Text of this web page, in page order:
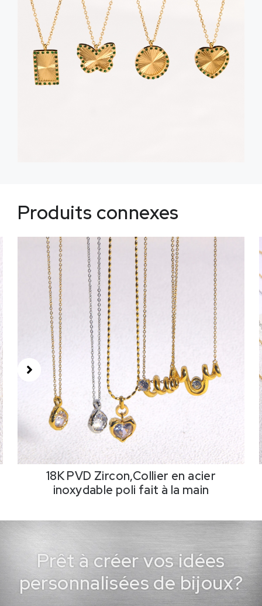
Produits connexes
18K PVD Zircon,Collier en acier
inoxydable poli fait à la main
Prêt à créer vos idées
personnalisées de bijoux?